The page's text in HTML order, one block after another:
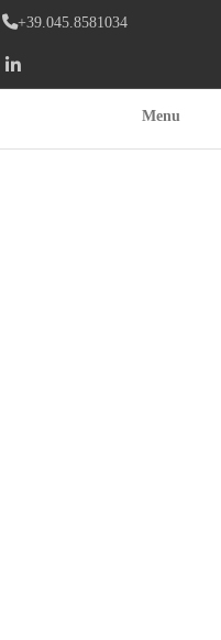
+39.045.8581034
Menu